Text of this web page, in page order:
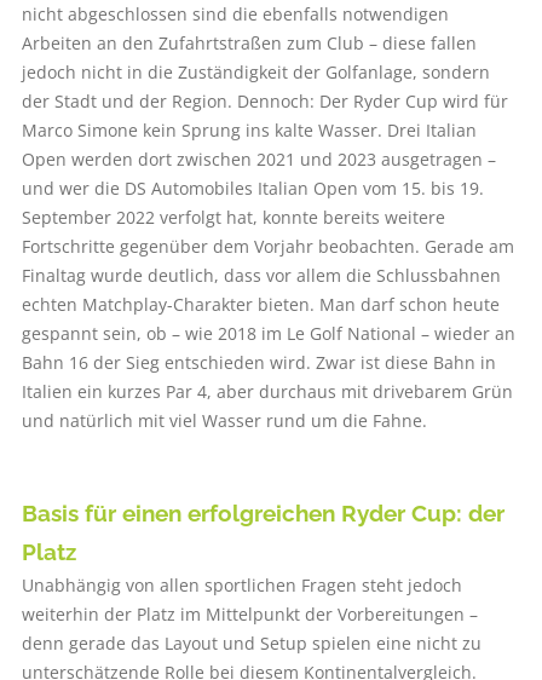
nicht abgeschlossen sind die ebenfalls notwendigen
Arbeiten an den Zufahrtstraßen zum Club – diese fallen
jedoch nicht in die Zuständigkeit der Golfanlage, sondern
der Stadt und der Region. Dennoch: Der Ryder Cup wird für
Marco Simone kein Sprung ins kalte Wasser. Drei Italian
Open werden dort zwischen 2021 und 2023 ausgetragen –
und wer die DS Automobiles Italian Open vom 15. bis 19.
September 2022 verfolgt hat, konnte bereits weitere
Fortschritte gegenüber dem Vorjahr beobachten. Gerade am
Finaltag wurde deutlich, dass vor allem die Schlussbahnen
echten Matchplay-Charakter bieten. Man darf schon heute
gespannt sein, ob – wie 2018 im Le Golf National – wieder an
Bahn 16 der Sieg entschieden wird. Zwar ist diese Bahn in
Italien ein kurzes Par 4, aber durchaus mit drivebarem Grün
und natürlich mit viel Wasser rund um die Fahne.
Basis für einen erfolgreichen Ryder Cup: der
Platz
Unabhängig von allen sportlichen Fragen steht jedoch
weiterhin der Platz im Mittelpunkt der Vorbereitungen –
denn gerade das Layout und Setup spielen eine nicht zu
unterschätzende Rolle bei diesem Kontinentalvergleich.